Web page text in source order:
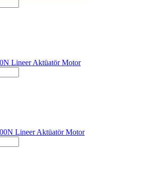
Lineer Aktüatör Motor
Lineer Aktüatör Motor